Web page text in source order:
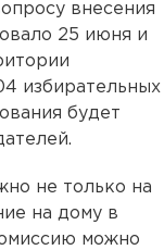
внесения
25 июня и
избирательных
будет
не только на
на дому в
можно